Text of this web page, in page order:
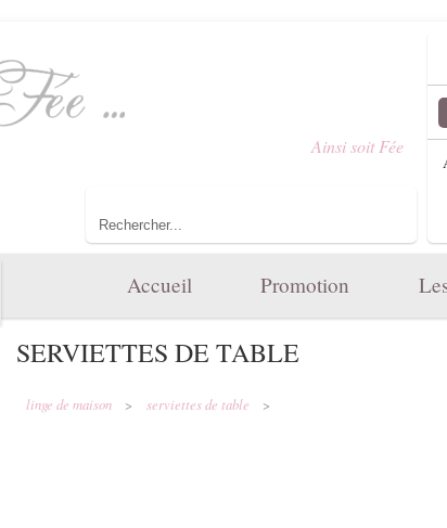
Ainsi soit Fée
Accueil Promotion
SERVIETTES DE TABLE
linge de maison > serviettes de table >